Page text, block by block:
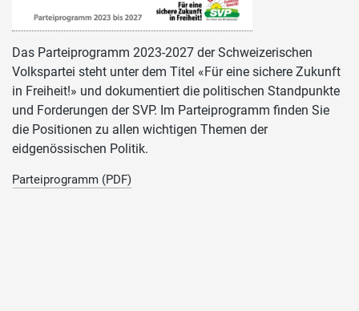
Das Parteiprogramm 2023-2027 der Schweizerischen
Volkspartei steht unter dem Titel «Für eine sichere Zukunft
in Freiheit!» und dokumentiert die politischen Standpunkte
und Forderungen der SVP. Im Parteiprogramm finden Sie
die Positionen zu allen wichtigen Themen der
eidgenössischen Politik.
Parteiprogramm (PDF)